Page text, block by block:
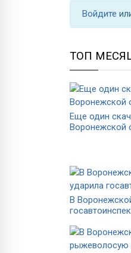
Войдите
ТОП
Еще один
Воронежской
В